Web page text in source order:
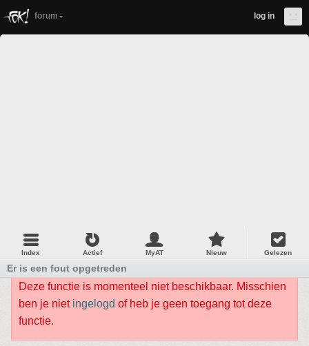
forum log in
Index Actief MyAT Nieuw Gelezen
Er is een fout opgetreden
Deze functie is momenteel niet beschikbaar. Misschien
ben je niet ingelogd of heb je geen toegang tot deze
functie.